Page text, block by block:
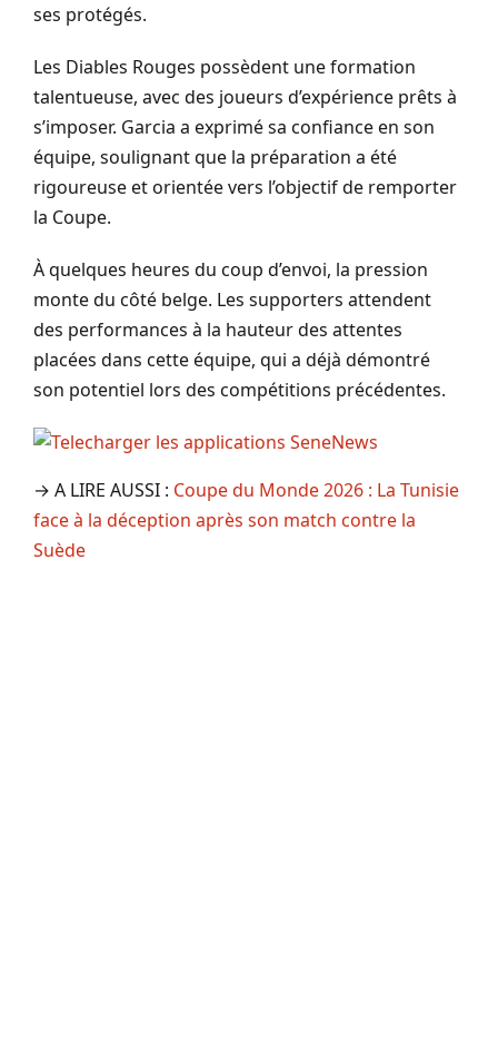
ses protégés.
Les Diables Rouges possèdent une formation
talentueuse, avec des joueurs d’expérience prêts à
s’imposer. Garcia a exprimé sa confiance en son
équipe, soulignant que la préparation a été
rigoureuse et orientée vers l’objectif de remporter
la Coupe.
À quelques heures du coup d’envoi, la pression
monte du côté belge. Les supporters attendent
des performances à la hauteur des attentes
placées dans cette équipe, qui a déjà démontré
son potentiel lors des compétitions précédentes.
→ A LIRE AUSSI : Coupe du Monde 2026 : La Tunisie
face à la déception après son match contre la
Suède